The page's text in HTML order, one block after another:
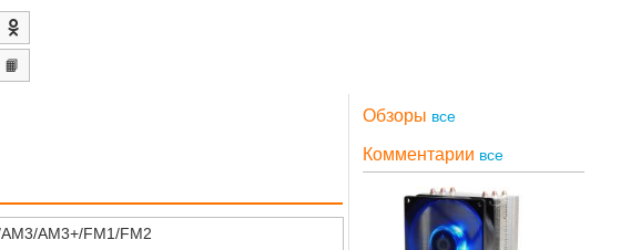
📙
AM3+/FM1/FM2
Обзоры все
Комментарии все